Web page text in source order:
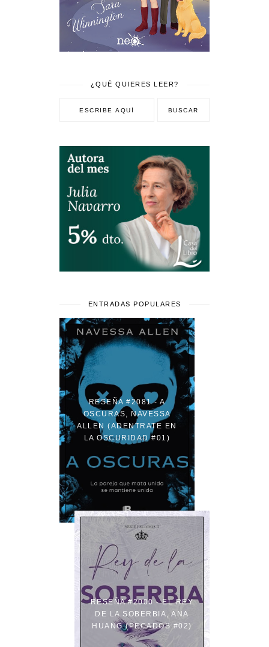
¿QUÉ QUIERES LEER?
ENTRADAS POPULARES
RESEÑA #2081 - A
OSCURAS, NAVESSA
ALLEN (ADENTRATE EN
LA OSCURIDAD #01)
RESEÑA #2000 - EL REY
DE LA SOBERBIA, ANA
HUANG (PECADOS #02)